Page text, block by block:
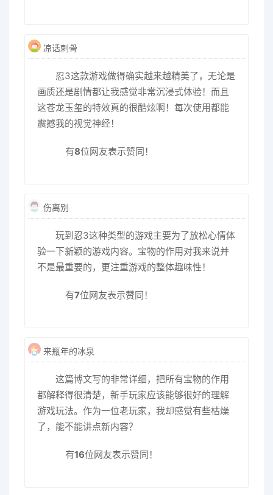
凉话刺骨
忍3这款游戏做得确实越来越精美了，无论是
画质还是剧情都让我感觉非常沉浸式体验！而且
这苍龙玉玺的特效真的很酷炫啊！每次使用都能
震撼我的视觉神经！
有8位网友表示赞同！
伤离别
玩到忍3这种类型的游戏主要为了放松心情体
验一下新颖的游戏内容。宝物的作用对我来说并
不是最重要的，更注重游戏的整体趣味性！
有7位网友表示赞同！
来瓶年的冰泉
这篇博文写的非常详细，把所有宝物的作用
都解释得很清楚，新手玩家应该能够很好的理解
游戏玩法。作为一位老玩家，我却感觉有些枯燥
了，能不能讲点新内容？
有16位网友表示赞同！